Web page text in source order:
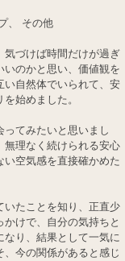
、 その他
気づけば時間だけが過ぎ
のかと思い、価値観を
い自然体でいられて、安
始めました。
てみたいと思いまし
無理なく続けられる安心
い空気感を直接確かめた
いたことを知り、正直少
けで、自分の気持ちと
なり、結果として一気に
今の関係があると感じ